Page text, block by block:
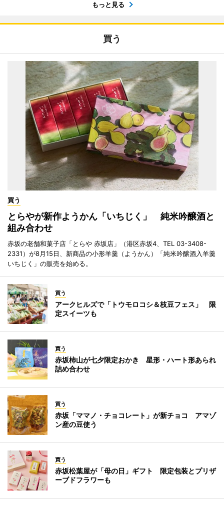
もっと見る
買う
買う
とらやが新作ようかん「いちじく」 純米吟醸酒と
組み合わせ
赤坂の老舗和菓子店「とらや 赤坂店」（港区赤坂4、TEL 03-3408-
2331）が8月15日、新商品の小形羊羹（ようかん）「純米吟醸酒入羊羹
いちじく」の販売を始める。
買う
アークヒルズで「トウモロコシ＆枝豆フェス」 限
定スイーツも
買う
赤坂柿山が七夕限定おかき 星形・ハート形あられ
詰め合わせ
買う
赤坂「ママノ・チョコレート」が新チョコ アマゾ
ン産の豆使う
買う
赤坂松葉屋が「母の日」ギフト 限定包装とプリザ
ーブドフラワーも